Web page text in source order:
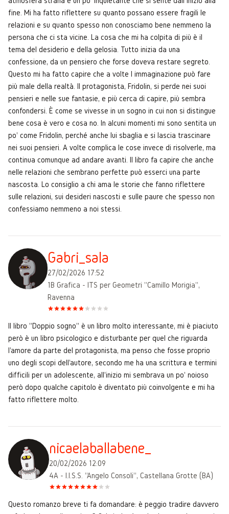
fine. Mi ha fatto riflettere su quanto possano essere fragili le
relazioni e su quanto spesso non conosciamo bene nemmeno la
persona che ci sta vicine. La cosa che mi ha colpita di più è il
tema del desiderio e della gelosia. Tutto inizia da una
confessione, da un pensiero che forse doveva restare segreto.
Questo mi ha fatto capire che a volte l immaginazione può fare
più male della realtà. Il protagonista, Fridolin, si perde nei suoi
pensieri e nelle sue fantasie, e più cerca di capire, più sembra
confondersi. È come se vivesse in un sogno in cui non si distingue
bene cosa è vero e cosa no. In alcuni momenti mi sono sentita un
po' come Fridolin, perché anche lui sbaglia e si lascia trascinare
nei suoi pensieri. A volte complica le cose invece di risolverle, ma
continua comunque ad andare avanti. Il libro fa capire che anche
nelle relazioni che sembrano perfette può esserci una parte
nascosta. Lo consiglio a chi ama le storie che fanno riflettere
sulle relazioni, sui desideri nascosti e sulle paure che spesso non
confessiamo nemmeno a noi stessi.
Gabri_sala
27/02/2026 17:52
1B Grafica - ITS per Geometri "Camillo Morigia",
Ravenna
Il libro "Doppio sogno" è un libro molto interessante, mi è piaciuto
però è un libro psicologico e disturbante per quel che riguarda
l'amore da parte del protagonista, ma penso che fosse proprio
uno degli scopi dell'autore, secondo me ha una scrittura e termini
difficili per un adolescente, all'inizio mi sembrava un po' noioso
però dopo qualche capitolo è diventato più coinvolgente e mi ha
fatto riflettere molto.
nicaelaballabene_
20/02/2026 12:09
4A - I.I.S.S. "Angelo Consoli", Castellana Grotte (BA)
Questo romanzo breve ti fa domandare: è peggio tradire davvero